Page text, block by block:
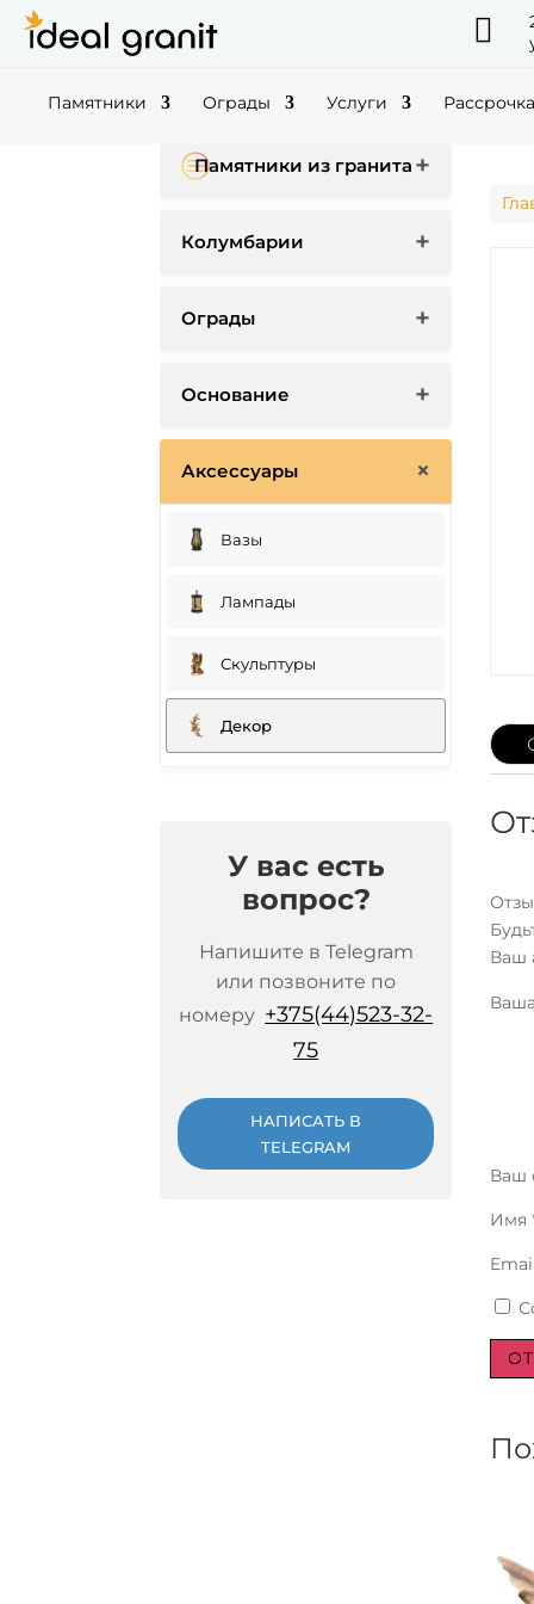

Памятники Ограды Услуги
Памятники из гранита
Колумбарии
Ограды
Основание
Аксессуары
Вазы
Лампады
Скульптуры
Декор
У вас есть
вопрос?
Напишите в Telegram
или позвоните по
номеру +375(44)523-32-
75
НАПИСАТЬ В
TELEGRAM
Ваш
Ваш
Имя